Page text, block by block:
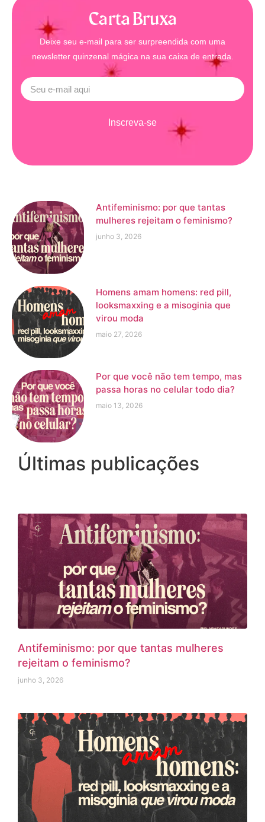
Carta Bruxa
Deixe seu e-mail para ser surpreendida com uma
newsletter quinzenal mágica na sua caixa de entrada.
Inscreva-se
Antifeminismo: por que tantas
mulheres rejeitam o feminismo?
junho 3, 2026
Homens amam homens: red pill,
looksmaxxing e a misoginia que
virou moda
maio 27, 2026
Por que você não tem tempo, mas
passa horas no celular todo dia?
maio 13, 2026
Últimas publicações
Antifeminismo: por que tantas mulheres
rejeitam o feminismo?
junho 3, 2026